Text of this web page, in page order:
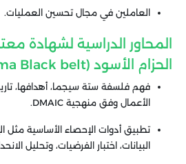
العاملين في مجال تحسين العمليات.
المحاور الدراسية لشهادة
الحزام الأسود (Six Sigma Black belt)
فهم فلسفة ستة سيجما، أهدافها،
الأعمال وفق منهجية DMAIC.
تطبيق أدوات الإحصاء الأساسية مثل
البيانات، اختبار الفرضيات، وتحليل